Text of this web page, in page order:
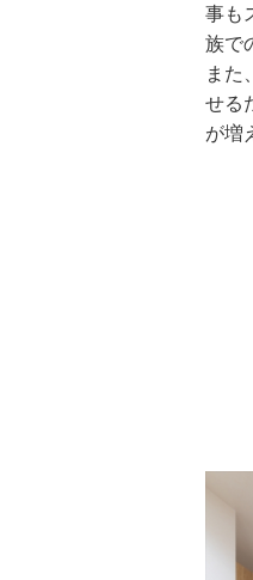
事も
族で
また
せる
が増